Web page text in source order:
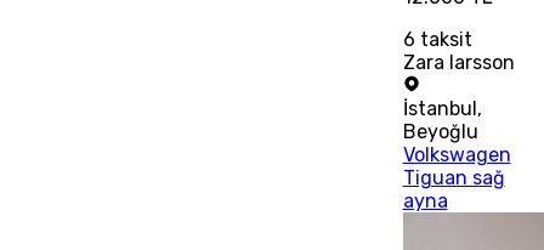
6 taksit
Zara larsson
İstanbul ,
Beyoğlu
Volkswagen
Tiguan sağ
ayna